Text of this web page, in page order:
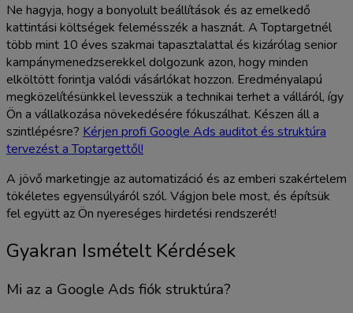
Ne hagyja, hogy a bonyolult beállítások és az emelkedő
kattintási költségek felemésszék a hasznát. A Toptargetnél
több mint 10 éves szakmai tapasztalattal és kizárólag senior
kampánymenedzserekkel dolgozunk azon, hogy minden
elköltött forintja valódi vásárlókat hozzon. Eredményalapú
megközelítésünkkel levesszük a technikai terhet a válláról, így
Ön a vállalkozása növekedésére fókuszálhat. Készen áll a
szintlépésre? Kérjen profi Google Ads auditot és struktúra
tervezést a Toptargettől!
A jövő marketingje az automatizáció és az emberi szakértelem
tökéletes egyensúlyáról szól. Vágjon bele most, és építsük
fel együtt az Ön nyereséges hirdetési rendszerét!
Gyakran Ismételt Kérdések
Mi az a Google Ads fiók struktúra?